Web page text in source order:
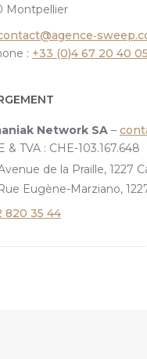
Montpellier
: +33 (0)4 67 20 40 05
Network SA –
& TVA : CHE-103.167.648
de la Praille, 1227
Eugène-Marziano,
820 35 44